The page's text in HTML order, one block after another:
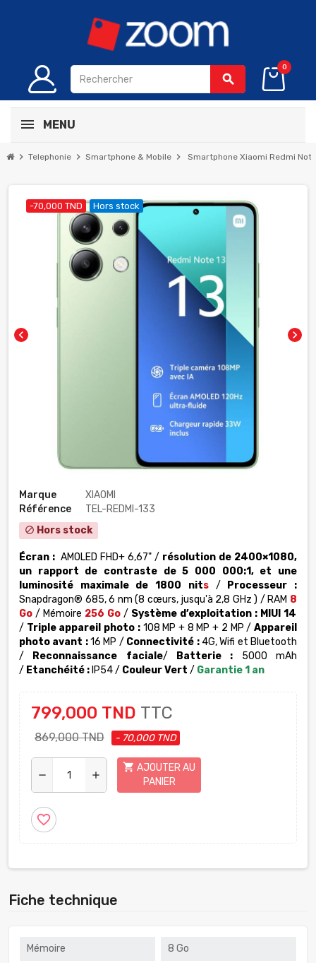
search
0
MENU
chevron_right Telephonie chevron_right Smartphone & Mobile chevron_right Smartphone Xiaomi Redmi
chevron_left chevron_right
-70,000 TND Hors stock
Marque
XIAOMI
Référence
TEL-REDMI-133
block Hors stock
Écran : AMOLED FHD+ 6,67" / résolution de 2400×1080,
un rapport de contraste de 5 000 000:1, et une
luminosité maximale de 1800 nits /
Processeur :
Snapdragon® 685, 6 nm(8 cœurs, jusqu'à 2,8 GHz ) / RAM 8
Go / Mémoire 256 Go / Système d’exploitation : MIUI 14
/ Triple appareil photo :108 MP + 8 MP + 2 MP /Appareil
photo avant :16 MP / Connectivité :4G, Wifi et Bluetooth
/
Reconnaissance faciale/ Batterie : 5000 mAh
/ Etanchéité : IP54 / Couleur Vert / Garantie 1 an
799,000 TND TTC
869,000 TND - 70,000 TND
remove add
shopping_cart AJOUTER AU
PANIER
favorite_border
Fiche technique
Mémoire 8 Go